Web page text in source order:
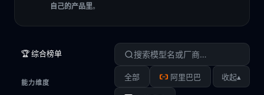
自己的产品里。
🏆 综合榜单
能力维度
全部 阿里巴巴 收起▴